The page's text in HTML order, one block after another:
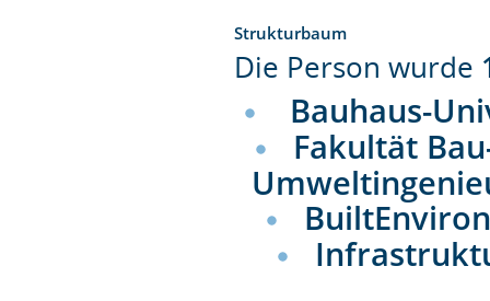
Strukturbaum
Die Person wurde
Bauhaus-
Fakultät